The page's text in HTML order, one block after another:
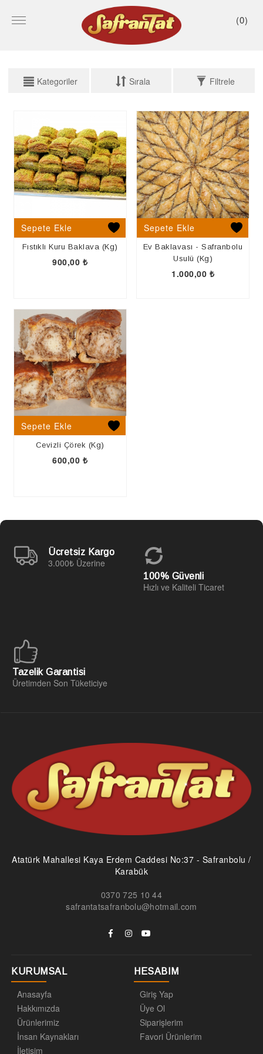
(0)
Kategoriler Sırala
Filtrele
LOKUM
HELVA
REÇEL
AKİDE ŞEKER
HEDİYELİK ÜRÜNLER
ATIŞTIRMALIK
Arama Yap
Sepete Ekle
Fıstıklı Kuru Baklava (Kg)
900,00 ₺
Sepete Ekle
Ev Baklavası - Safranbolu
Usulü (Kg)
1.000,00 ₺
Sepete Ekle
Cevizli Çörek (Kg)
600,00 ₺
Ücretsiz Kargo
3.000₺ Üzerine
100% Güvenli
Hızlı ve Kaliteli Ticaret
Tazelik Garantisi
Üretimden Son Tüketiciye
Atatürk Mahallesi Kaya Erdem Caddesi No:37 - Safranbolu /
Karabük
0370 725 10 44
safrantatsafranbolu@hotmail.com
KURUMSAL
Anasayfa
Hakkımızda
Ürünlerimiz
İnsan Kaynakları
İletişim
HESABIM
Giriş Yap
Üye Ol
Siparişlerim
Favori Ürünlerim